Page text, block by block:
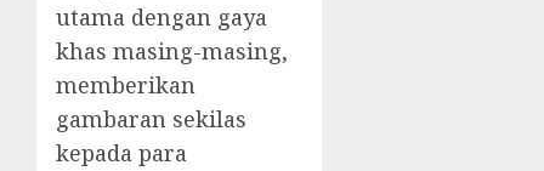
utama dengan gaya
khas masing-masing,
memberikan
gambaran sekilas
kepada para